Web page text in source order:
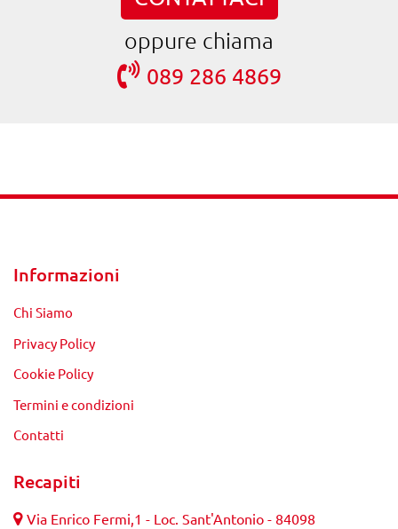
oppure chiama
089 286 4869
Informazioni
Chi Siamo
Privacy Policy
Cookie Policy
Termini e condizioni
Contatti
Recapiti
Via Enrico Fermi,1 - Loc. Sant'Antonio - 84098